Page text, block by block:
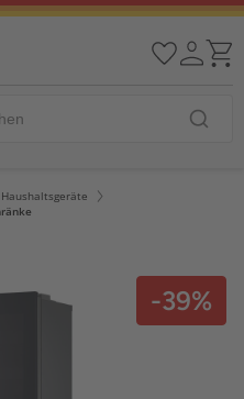
Haushaltsgeräte
-39%